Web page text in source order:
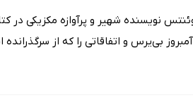
نویسنده شهیر و پرآوازه مکزیکی در
آمبروز بى‌یرس و اتفاقاتی را که از